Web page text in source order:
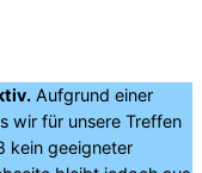
Aufgrund einer
wir für unsere Treffen
kein geeigneter